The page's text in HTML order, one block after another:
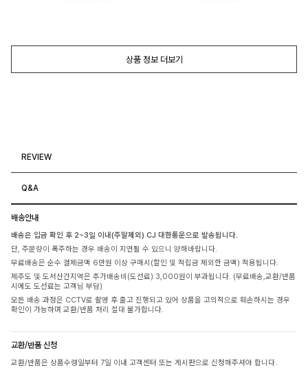
상품 정보 더보기
REVIEW
Q&A
배송안내
배송은 입금 확인 후 2~3일 이내(주말제외) CJ 대한통운으로 발송됩니다.
단, 주문량이 폭주하는 경우 배송이 지연될 수 있으니 양해바랍니다.
무료배송은 순수 결제금액 6만원 이상 구매시(할인 및 적립금 제외한 금액) 적용됩니다.
제주도 및 도서산간지역은 추가배송비(도선료) 3,000원이 부과됩니다. (무료배송,교환/반품
시에도 도선료는 고객님 부담)
모든 배송 과정은 CCTV로 촬영 후 출고 진행되고 있어 상품을 고의적으로 훼손하시는 경우
확인이 가능하며 교환/반품 처리 절대 불가합니다.
교환/반품 신청
교환/반품은 상품수령일부터 7일 이내 고객센터 또는 게시판으로 신청해주셔야 합니다.